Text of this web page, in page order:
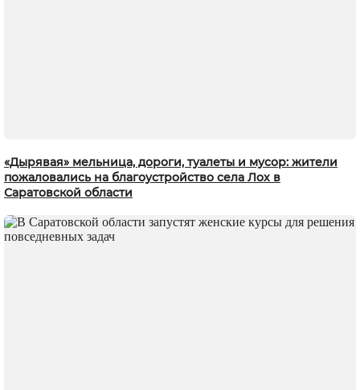
«Дырявая» мельница, дороги, туалеты и мусор: жители
пожаловались на благоустройство села Лох в
Саратовской области